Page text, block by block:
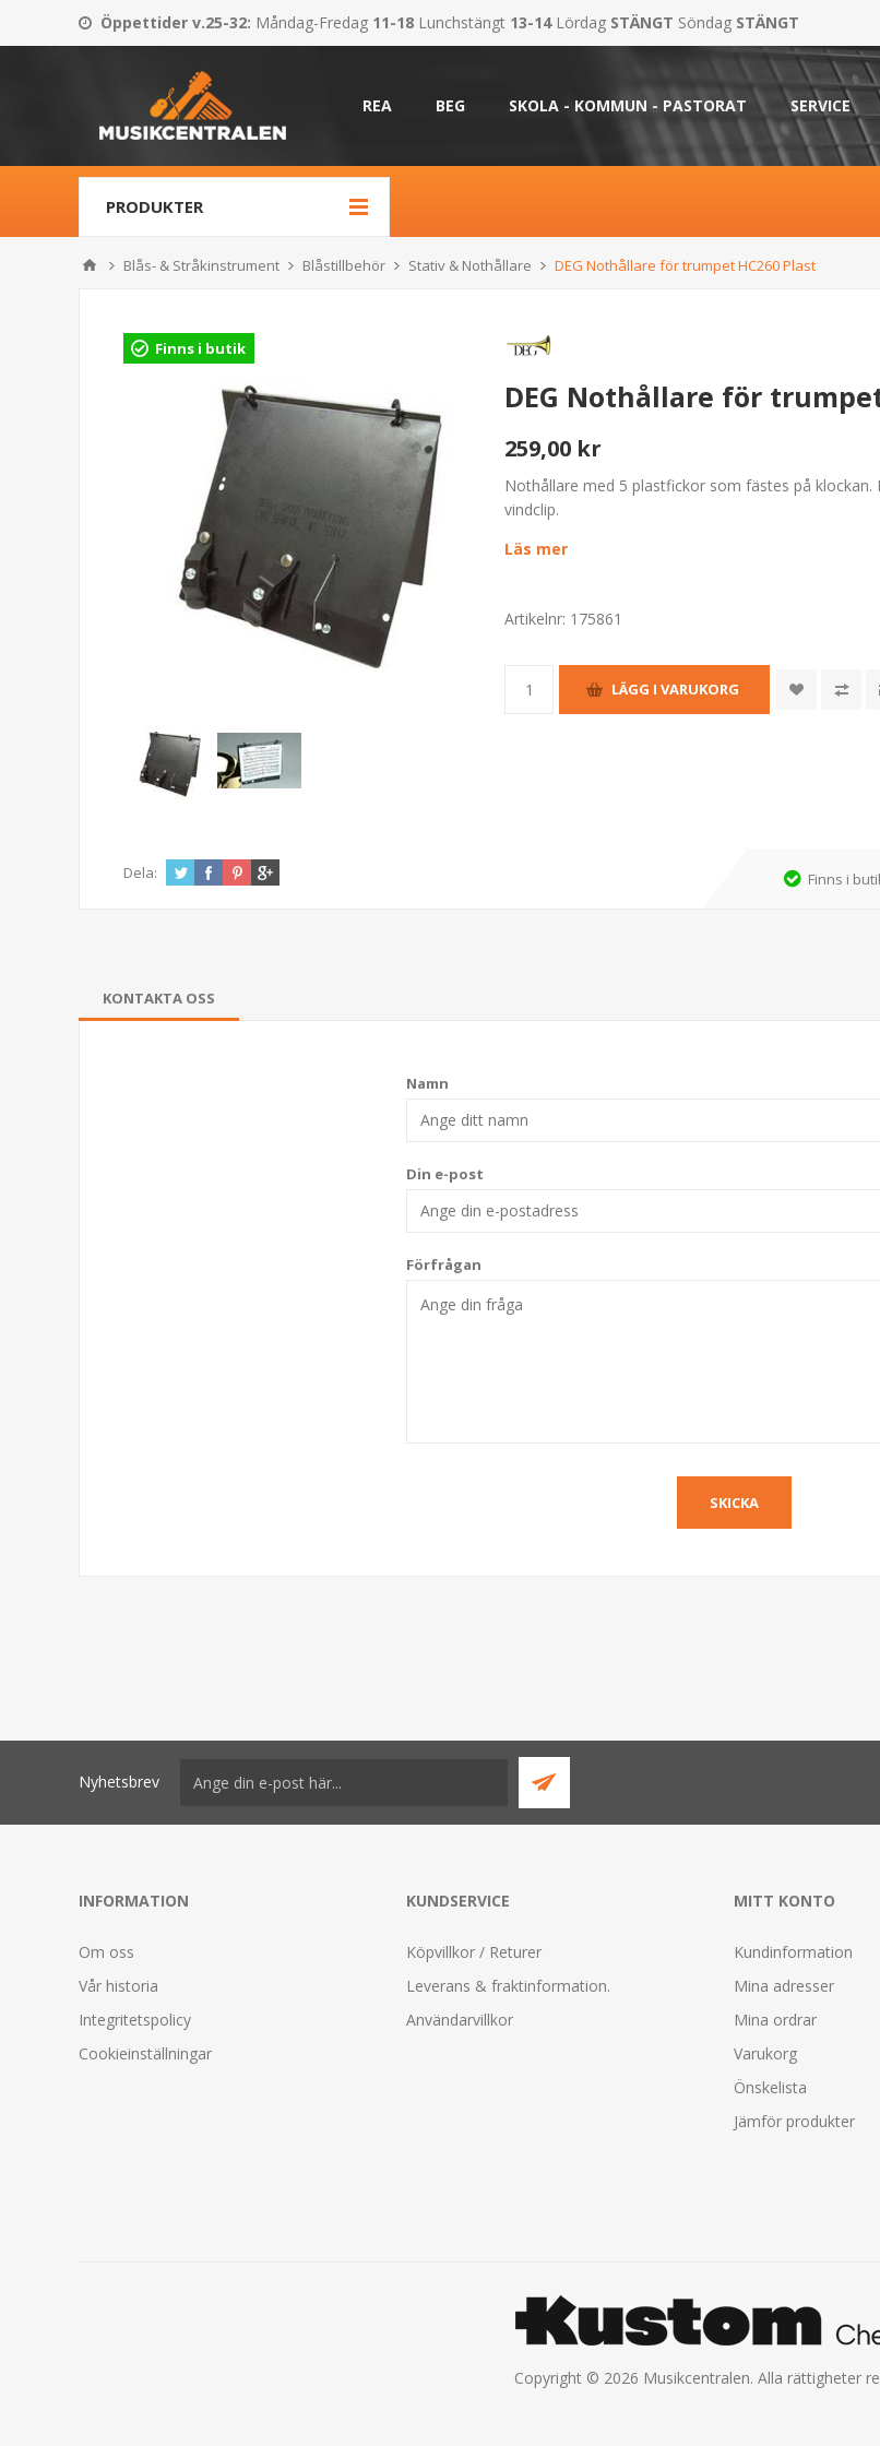
Öppettider v.25-32: Måndag-Fredag 11-18 Lunchstängt 13-14 Lördag STÄNGT Söndag STÄNGT
REA BEG SKOLA - KOMMUN - PASTORAT SERVICE
PRODUKTER
Blås- & Stråkinstrument Blåstillbehör Stativ & Nothållare DEG Nothållare för trumpet HC260 Plast
Finns i butik
DEG Nothållare för
259,00 kr
Nothållare med 5 plastfickor som fästes på
vindclip.
Läs mer
Artikelnr: 175861
Dela: Finns i
KONTAKTA OSS
Namn
Din e-post
Förfrågan
Nyhetsbrev
INFORMATION
Om oss
Vår historia
Integritetspolicy
Cookieinställningar
KUNDSERVICE
Köpvillkor / Returer
Leverans & fraktinformation.
Användarvillkor
MITT KONTO
Kundinformation
Mina adresser
Mina ordrar
Varukorg
Önskelista
Jämför produkter
Copyright © 2026 Musikcentralen. Alla rättigheter